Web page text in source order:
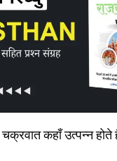
चक्रवात कहाँ उत्पन्न होते